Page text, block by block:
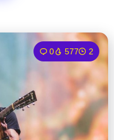
0 577 2